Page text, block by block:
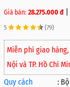
Giá bán: 28.275.000 đ
5 (79)
Miễn phí giao
Nội và TP. Hồ Chí
Quy cách
: